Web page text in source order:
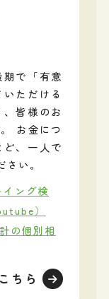
で「有意
ただける
皆様のお
お金につ
、一人で
い。
ング検
）
の個別相
ちら